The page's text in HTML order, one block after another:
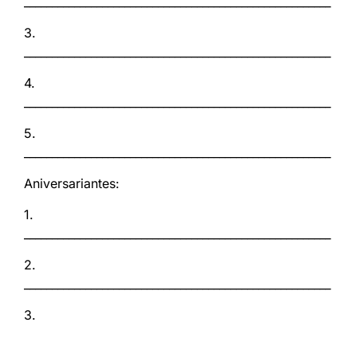
3.
4.
5.
Aniversariantes:
1.
2.
3.